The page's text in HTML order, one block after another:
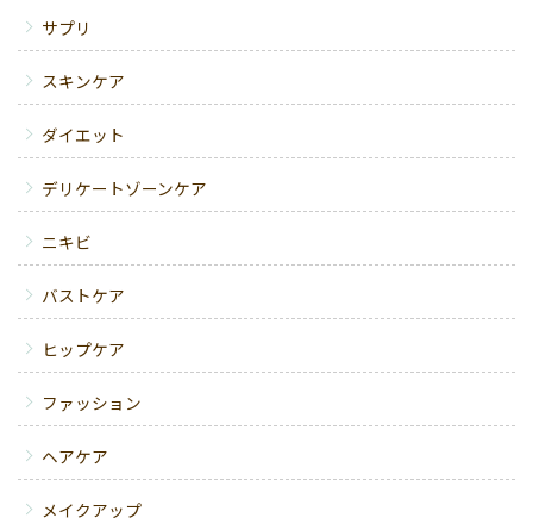
サプリ
スキンケア
ダイエット
デリケートゾーンケア
ニキビ
バストケア
ヒップケア
ファッション
ヘアケア
メイクアップ